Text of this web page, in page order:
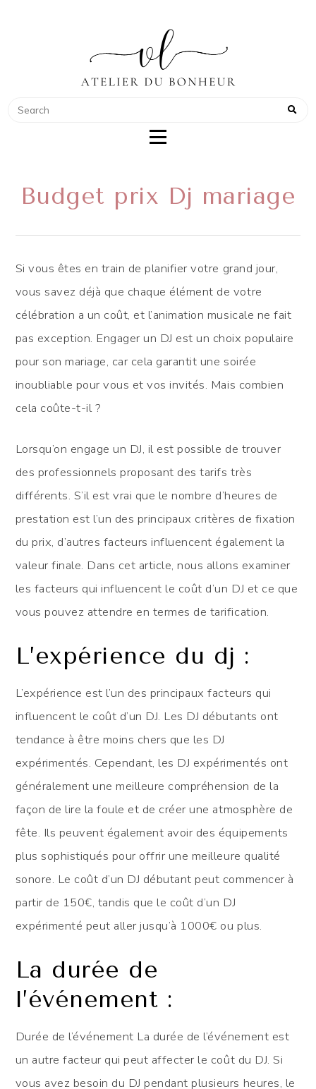
ATELIER DU BONHEUR
COACH POUR WEDDING PLANNER
Budget prix Dj mariage
Si vous êtes en train de planifier votre grand jour,
vous savez déjà que chaque élément de votre
célébration a un coût, et l’animation musicale ne fait
pas exception. Engager un DJ est un choix populaire
pour son mariage, car cela garantit une soirée
inoubliable pour vous et vos invités. Mais combien
cela coûte-t-il ?
Lorsqu’on engage un DJ, il est possible de trouver
des professionnels proposant des tarifs très
différents. S’il est vrai que le nombre d’heures de
prestation est l’un des principaux critères de fixation
du prix, d’autres facteurs influencent également la
valeur finale. Dans cet article, nous allons examiner
les facteurs qui influencent le coût d’un DJ et ce que
vous pouvez attendre en termes de tarification.
L’expérience du dj :
L’expérience est l’un des principaux facteurs qui
influencent le coût d’un DJ. Les DJ débutants ont
tendance à être moins chers que les DJ
expérimentés. Cependant, les DJ expérimentés ont
généralement une meilleure compréhension de la
façon de lire la foule et de créer une atmosphère de
fête. Ils peuvent également avoir des équipements
plus sophistiqués pour offrir une meilleure qualité
sonore. Le coût d’un DJ débutant peut commencer à
partir de 150€, tandis que le coût d’un DJ
expérimenté peut aller jusqu’à 1000€ ou plus.
La durée de
l’événement :
Durée de l’événement La durée de l’événement est
un autre facteur qui peut affecter le coût du DJ. Si
vous avez besoin du DJ pendant plusieurs heures, le